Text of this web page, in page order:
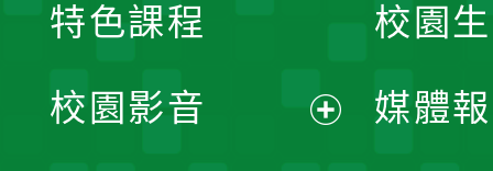
校園
媒體
特色課程
校園影音